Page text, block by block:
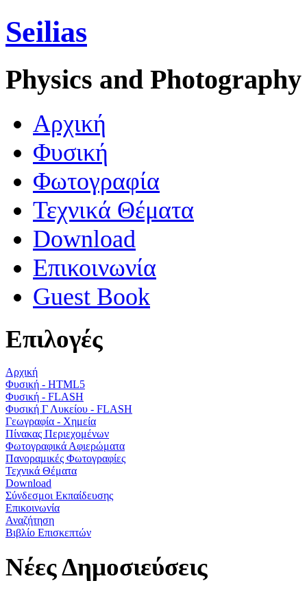
Seilias
Physics and Photography
Aρχική
Φυσική
Φωτογραφία
Τεχνικά Θέματα
Download
Επικοινωνία
Guest Book
Επιλογές
Αρχική
Φυσική - HTML5
Φυσική - FLASH
Φυσική Γ Λυκείου - FLASH
Γεωγραφία - Χημεία
Πίνακας Περιεχομένων
Φωτογραφικά Αφιερώματα
Πανοραμικές Φωτογραφίες
Τεχνικά Θέματα
Download
Σύνδεσμοι Εκπαίδευσης
Επικοινωνία
Αναζήτηση
Βιβλίο Επισκεπτών
Νέες Δημοσιεύσεις